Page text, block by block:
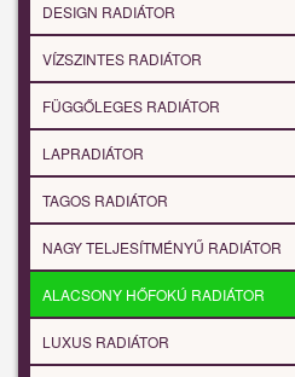
DESIGN RADIÁTOR
VÍZSZINTES RADIÁTOR
FÜGGŐLEGES RADIÁTOR
LAPRADIÁTOR
TAGOS RADIÁTOR
NAGY TELJESÍTMÉNYŰ RADIÁTOR
ALACSONY HŐFOKÚ RADIÁTOR
LUXUS RADIÁTOR